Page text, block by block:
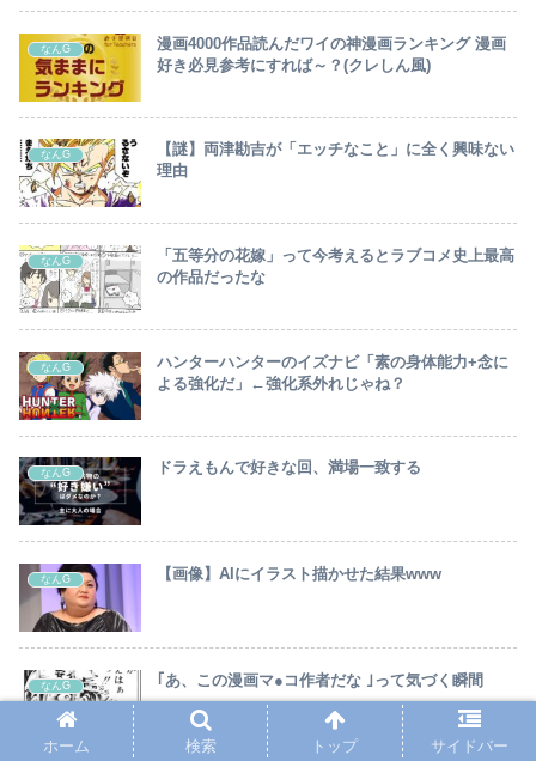
なんG
漫画4000作品読んだワイの神漫画ランキング 漫画
好き必見参考にすれば～？(クレしん風)
なんG
【謎】両津勘吉が「エッチなこと」に全く興味ない
理由
なんG
「五等分の花嫁」って今考えるとラブコメ史上最高
の作品だったな
なんG
ハンターハンターのイズナビ「素の身体能力+念に
よる強化だ」←強化系外れじゃね？
なんG ドラえもんで好きな回、満場一致する
なんG 【画像】AIにイラスト描かせた結果www
なんG ｢あ、この漫画マ●コ作者だな ｣って気づく瞬間
ホーム 検索 トップ サイドバー